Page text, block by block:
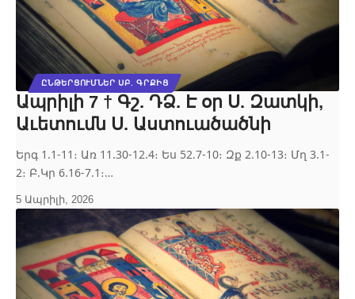
ԸՆԹԵՐՑՈՒՄՆԵՐ ՍԲ. ԳՐՔԻՑ
Ապրիլի 7 † Գշ. ԴՁ. Է օր Ս. Զատկի,
Աւետումն Ս. Աստուածածնի
Երգ 1.1‐11։ Առ 11.30‐12.4։ Ես 52.7‐10։ Զք 2.10‐13։ Մղ 3.1‐
2։ Բ.Կր 6.16‐7.1։…
5 Ապրիլի, 2026